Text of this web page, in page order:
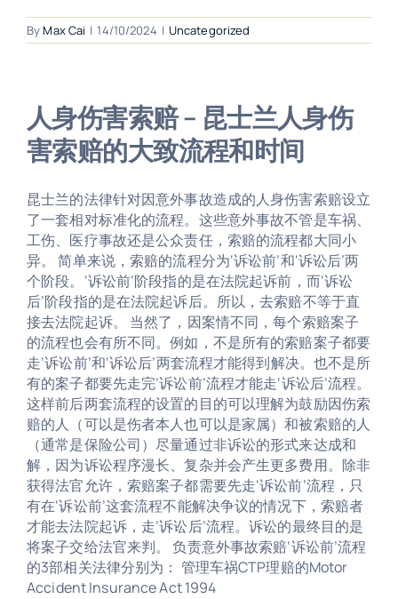
ByMax Cai | 14/10/2024 | Uncategorized
人身伤害索赔 – 昆士兰人身伤
害索赔的大致流程和时间
昆士兰的法律针对因意外事故造成的人身伤害索赔设立
了一套相对标准化的流程。这些意外事故不管是车祸、
工伤、医疗事故还是公众责任，索赔的流程都大同小
异。 简单来说，索赔的流程分为‘诉讼前’和‘诉讼后’两
个阶段。‘诉讼前’阶段指的是在法院起诉前，而‘诉讼
后’阶段指的是在法院起诉后。所以，去索赔不等于直
接去法院起诉。 当然了，因案情不同，每个索赔案子
的流程也会有所不同。例如，不是所有的索赔案子都要
走‘诉讼前’和‘诉讼后’两套流程才能得到解决。也不是所
有的案子都要先走完‘诉讼前’流程才能走‘诉讼后’流程。
这样前后两套流程的设置的目的可以理解为鼓励因伤索
赔的人（可以是伤者本人也可以是家属）和被索赔的人
（通常是保险公司）尽量通过非诉讼的形式来达成和
解，因为诉讼程序漫长、复杂并会产生更多费用。除非
获得法官允许，索赔案子都需要先走‘诉讼前’流程，只
有在‘诉讼前’这套流程不能解决争议的情况下，索赔者
才能去法院起诉，走‘诉讼后’流程。诉讼的最终目的是
将案子交给法官来判。 负责意外事故索赔‘诉讼前’流程
的3部相关法律分别为： 管理车祸CTP理赔的Motor
Accident Insurance Act 1994